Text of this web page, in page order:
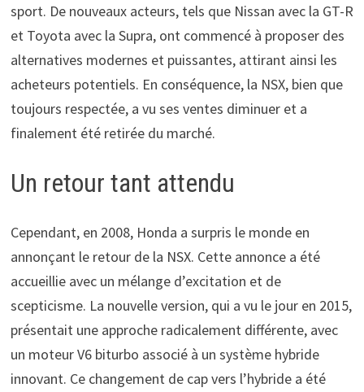
sport. De nouveaux acteurs, tels que Nissan avec la GT-R
et Toyota avec la Supra, ont commencé à proposer des
alternatives modernes et puissantes, attirant ainsi les
acheteurs potentiels. En conséquence, la NSX, bien que
toujours respectée, a vu ses ventes diminuer et a
finalement été retirée du marché.
Un retour tant attendu
Cependant, en 2008, Honda a surpris le monde en
annonçant le retour de la NSX. Cette annonce a été
accueillie avec un mélange d’excitation et de
scepticisme. La nouvelle version, qui a vu le jour en 2015,
présentait une approche radicalement différente, avec
un moteur V6 biturbo associé à un système hybride
innovant. Ce changement de cap vers l’hybride a été